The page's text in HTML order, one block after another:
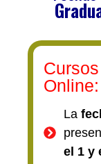
Online:
La
el 1 y